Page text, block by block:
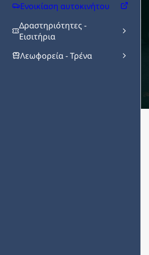
Ενοικίαση αυτοκινήτου
Δραστηριότητες -
Εισιτήρια
Λεωφορεία - Τρένα